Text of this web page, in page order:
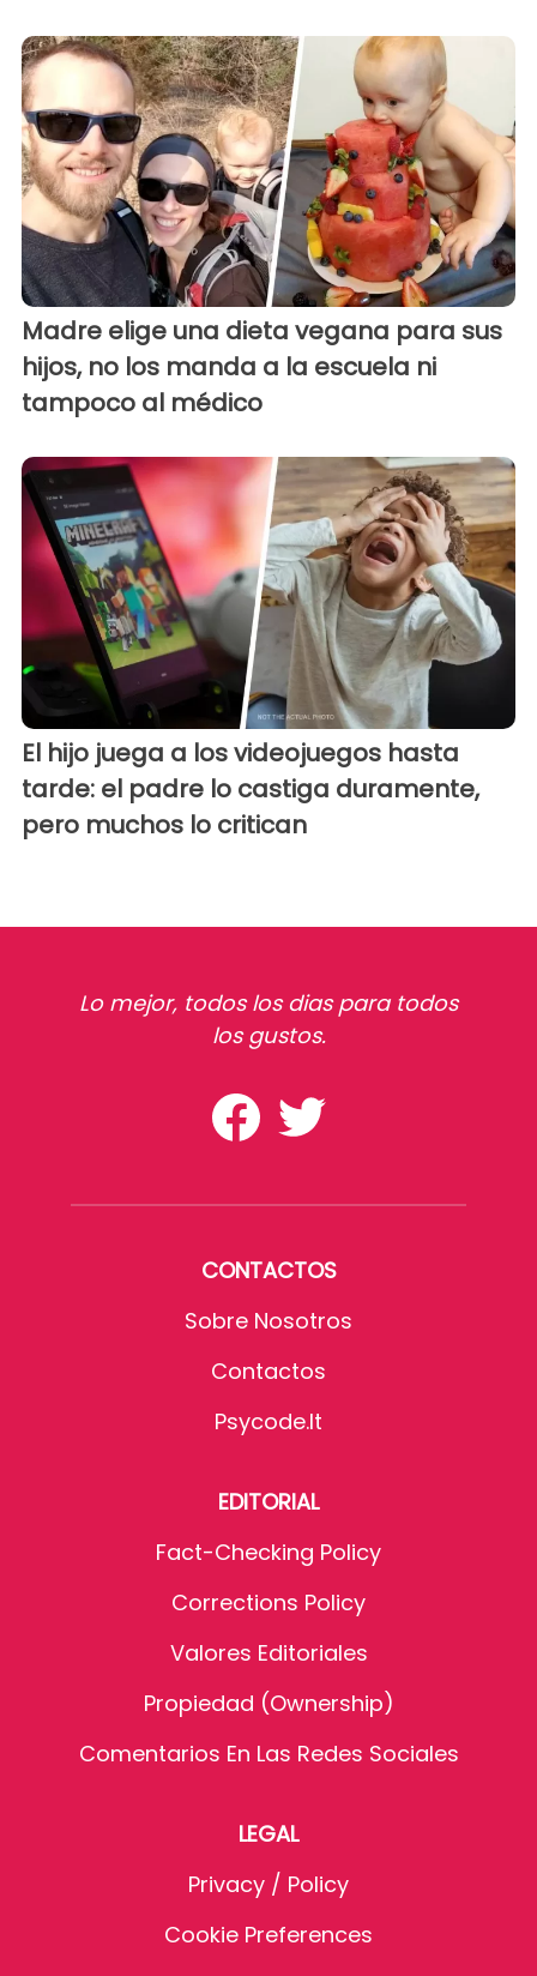
Madre elige una dieta vegana para sus
hijos, no los manda a la escuela ni
tampoco al médico
El hijo juega a los videojuegos hasta
tarde: el padre lo castiga duramente,
pero muchos lo critican
Lo mejor, todos los dias para todos
los gustos.
CONTACTOS
Sobre Nosotros
Contactos
Psycode.it
EDITORIAL
Fact-Checking Policy
Corrections Policy
Valores Editoriales
Propiedad (Ownership)
Comentarios En Las Redes Sociales
LEGAL
Privacy / Policy
Cookie Preferences